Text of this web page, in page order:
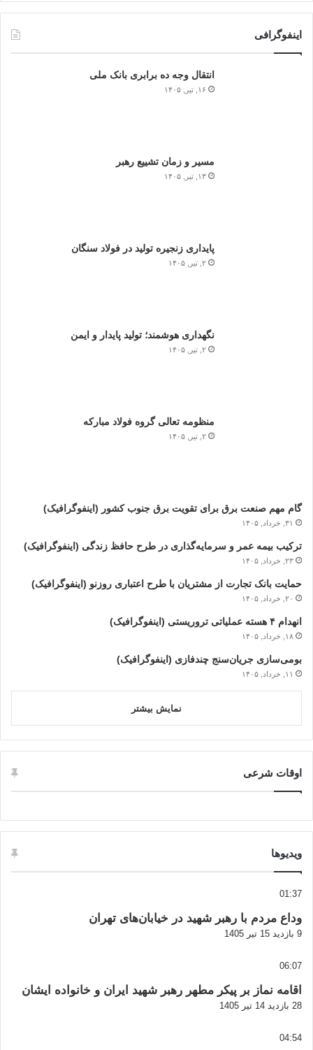
اینفوگرافی
انتقال وجه ده برابری بانک ملی
۱۶, تیر, ۱۴۰۵
مسیر و زمان تشییع رهبر
۱۳, تیر, ۱۴۰۵
پایداری زنجیره تولید در فولاد سنگان
۲, تیر, ۱۴۰۵
نگهداری هوشمند؛ تولید پایدار و ایمن
۲, تیر, ۱۴۰۵
منظومه تعالی گروه فولاد مبارکه
۲, تیر, ۱۴۰۵
گام مهم صنعت برق برای تقویت برق جنوب کشور (اینفوگرافیک)
۳۱, خرداد, ۱۴۰۵
ترکیب بیمه عمر و سرمایه‌گذاری در طرح حافظ زندگی (اینفوگرافیک)
۲۳, خرداد, ۱۴۰۵
حمایت بانک تجارت از مشتریان با طرح اعتباری روزنو (اینفوگرافیک)
۲۰, خرداد, ۱۴۰۵
انهدام ۴ هسته عملیاتی تروریستی (اینفوگرافیک)
۱۸, خرداد, ۱۴۰۵
بومی‌سازی جریان‌سنج چندفازی (اینفوگرافیک)
۱۱, خرداد, ۱۴۰۵
نمایش بیشتر
اوقات شرعی
ویدیوها
01:37
وداع مردم با رهبر شهید در خیابان‌های تهران
9 بازدید 15 تیر 1405
06:07
اقامه نماز بر پیکر مطهر رهبر شهید ایران و خانواده ایشان
28 بازدید 14 تیر 1405
04:54